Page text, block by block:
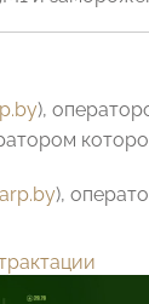
),
),